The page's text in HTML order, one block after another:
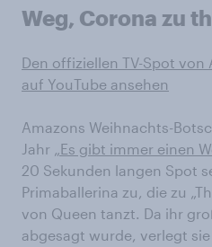
Weg, Corona zu
Den offiziellen TV-Spot von
auf YouTube ansehen
Amazons Weihnachts-
Jahr „Es gibt immer einen
20 Sekunden langen Spot
Primaballerina zu, die zu
von Queen tanzt. Da ihr
abgesagt wurde, verlegt